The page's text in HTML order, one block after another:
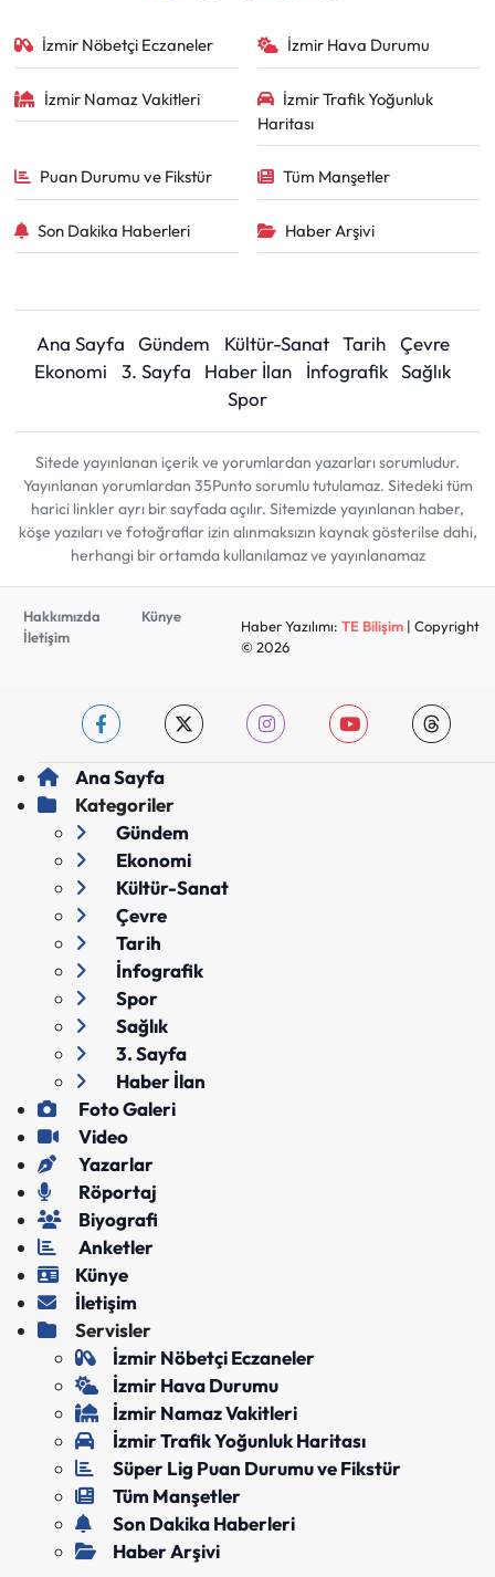
İzmir Nöbetçi Eczaneler İzmir Hava Durumu
İzmir Namaz Vakitleri
İzmir Trafik Yoğunluk
Haritası
Puan Durumu ve Fikstür Tüm Manşetler
Son Dakika Haberleri Haber Arşivi
Ana Sayfa Gündem Kültür-Sanat Tarih
Çevre
Ekonomi
3. Sayfa Haber İlan İnfografik Sağlık
Spor
Sitede yayınlanan içerik ve yorumlardan yazarları sorumludur.
Yayınlanan yorumlardan 35Punto sorumlu tutulamaz. Sitedeki tüm
harici linkler ayrı bir sayfada açılır. Sitemizde yayınlanan haber,
köşe yazıları ve fotoğraflar izin alınmaksızın kaynak gösterilse dahi,
herhangi bir ortamda kullanılamaz ve yayınlanamaz
Hakkımızda
Künye
İletişim
Haber Yazılımı: TE Bilişim| Copyright
© 2026
Ana Sayfa
Kategoriler
Gündem
Ekonomi
Kültür-Sanat
Çevre
Tarih
İnfografik
Spor
Sağlık
3. Sayfa
Haber İlan
Foto Galeri
Video
Yazarlar
Röportaj
Biyografi
Anketler
Künye
İletişim
Servisler
İzmir Nöbetçi Eczaneler
İzmir Hava Durumu
İzmir Namaz Vakitleri
İzmir Trafik Yoğunluk Haritası
Süper Lig Puan Durumu ve Fikstür
Tüm Manşetler
Son Dakika Haberleri
Haber Arşivi